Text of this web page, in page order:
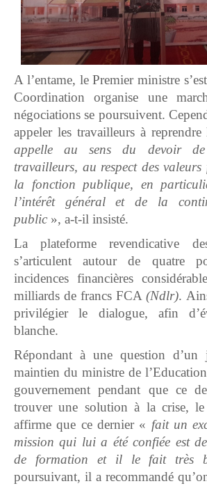
A l’entame, le Premier ministre
Coordination organise une
négociations se poursuivent.
appeler les travailleurs à
appelle au sens du devoir de
travailleurs, au respect des valeurs
la fonction publique, en
l’intérêt général et de la
public », a-t-il insisté.
La plateforme revendicative
s’articulent autour de quatre
incidences financières
milliards de francs FCA(Ndlr).
privilégier le dialogue, afin
blanche.
Répondant à une question d’un
maintien du ministre de
gouvernement pendant que ce
trouver une solution à la crise, le
affirme que ce dernier « fait un
mission qui lui a été confiée est
de formation et il le fait très
poursuivant, il a recommandé